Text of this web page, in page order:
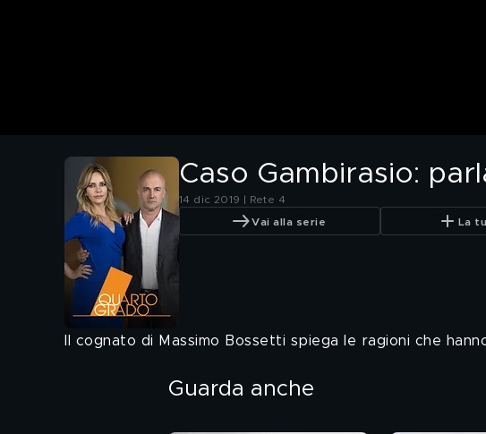
Caso Gambirasio:
14 dic 2019 | Rete 4
Vai alla serie La
Il cognato di Massimo Bossetti spiega le ragioni che
Guarda anche